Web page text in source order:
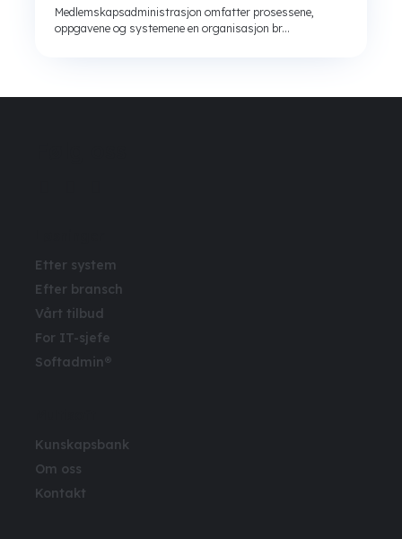
Medlemskapsadministrasjon omfatter prosessene,
oppgavene og systemene en organisasjon br...
Etter system
Efter bransch
Vårt tilbud
For IT-sjefe
Softadmin®
Kunskapsbank
Om oss
Kontakt